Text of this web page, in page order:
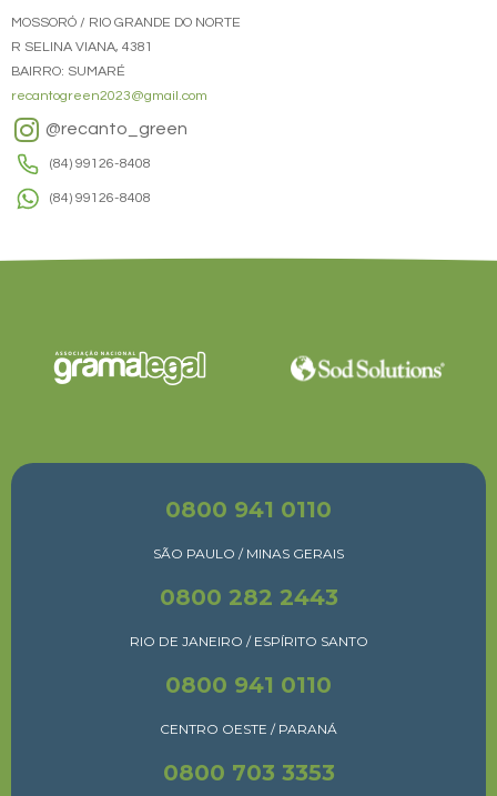
MOSSORÓ / RIO GRANDE DO NORTE
R SELINA VIANA, 4381
BAIRRO: SUMARÉ
recantogreen2023@gmail.com
@recanto_green
(84) 99126-8408
(84) 99126-8408
0800 941 0110
SÃO PAULO / MINAS GERAIS
0800 282 2443
RIO DE JANEIRO / ESPÍRITO SANTO
0800 941 0110
CENTRO OESTE / PARANÁ
0800 703 3353